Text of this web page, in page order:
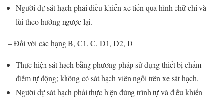
Người dự sát hạch phải điều khiển xe tiến qua hình chữ chi và
lùi theo hướng ngược lại.
– Đối với các hạng B, C1, C, D1, D2, D
Thực hiện sát hạch bằng phương pháp sử dụng thiết bị chấm
điểm tự động; không có sát hạch viên ngồi trên xe sát hạch.
Người dự sát hạch phải thực hiện đúng trình tự và điều khiển